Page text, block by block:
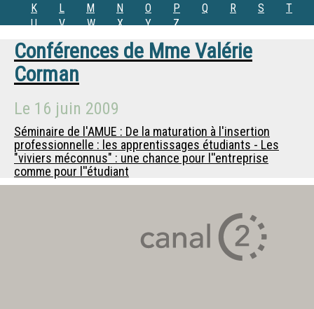
K
L M N O P Q R S
T
U
V W X Y Z
Conférences de Mme Valérie
Corman
Le 16 juin 2009
Séminaire de l'AMUE : De la maturation à l'insertion
professionnelle : les apprentissages étudiants - Les
"viviers méconnus" : une chance pour l''entreprise
comme pour l''étudiant